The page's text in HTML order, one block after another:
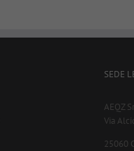
SEDE
AEQZ
Via
25060